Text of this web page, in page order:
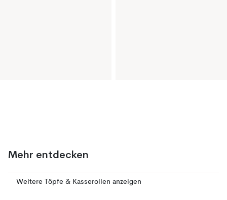
Mehr entdecken
Weitere Töpfe & Kasserollen anzeigen